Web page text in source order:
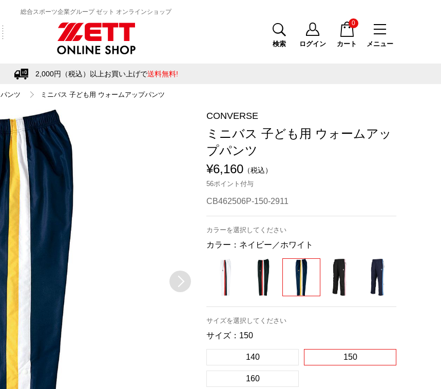
総合スポーツ企業グループ ゼット オンラインショップ
メニュー
検索 ログイン カート
0
2,000円（税込）以上お買い上げで送料無料!
パンツ ミニバス 子ども用 ウォームアップパンツ
CONVERSE
ミニバス 子ども用 ウォームアッ
プパンツ
¥6,160 （税込）
56ポイント付与
CB462506P-150-2911
カラーを選択してください
カラー： ネイビー／ホワイト
サイズを選択してください
サイズ： 150
140 150
160